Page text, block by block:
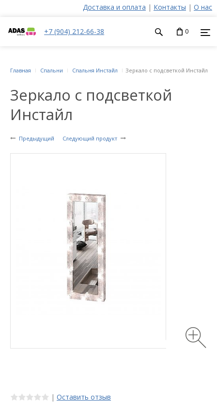
Доставка и оплата | Контакты | О нас
+7 (904) 212-66-38 0
Зеркало с подсветкой
Инстайл
Предыдущий Следующий продукт
Главная Спальни Спальня Инстайл Зеркало с подсветкой Инстайл
| Оставить отзыв